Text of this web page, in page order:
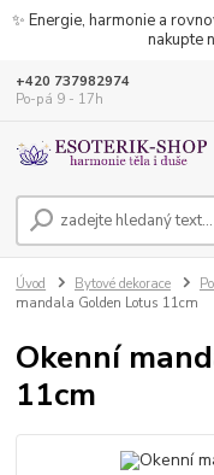
✨ Energie, harmonie a
nakupte
+420 737982974
Po-pá 9 - 17h
Úvod Bytové dekorace
mandala Golden Lotus 11cm
Okenní
11cm